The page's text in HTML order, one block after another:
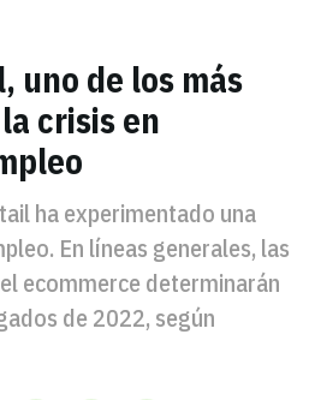
uno de los más
crisis en
ha experimentado una
En líneas generales, las
ecommerce determinarán
de 2022, según